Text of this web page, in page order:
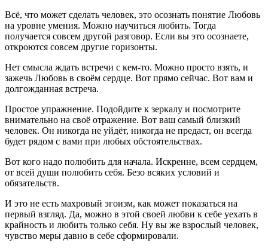
Всё, что может сделать человек, это осознать понятие Любовь
на уровне умения. Можно научиться любить. Тогда
получается совсем другой разговор. Если вы это осознаете,
откроются совсем другие горизонты.
Нет смысла ждать встречи с кем-то. Можно просто взять, и
зажечь Любовь в своём сердце. Вот прямо сейчас. Вот вам и
долгожданная встреча.
Простое упражнение. Подойдите к зеркалу и посмотрите
внимательно на своё отражение. Вот ваш самый близкий
человек. Он никогда не уйдёт, никогда не предаст, он всегда
будет рядом с вами при любых обстоятельствах.
Вот кого надо полюбить для начала. Искренне, всем сердцем,
от всей души полюбить себя. Безо всяких условий и
обязательств.
И это не есть махровый эгоизм, как может показаться на
первый взгляд. Да, можно в этой своей любви к себе уехать в
крайность и любить только себя. Ну вы же взрослый человек,
чувство меры давно в себе сформировали.